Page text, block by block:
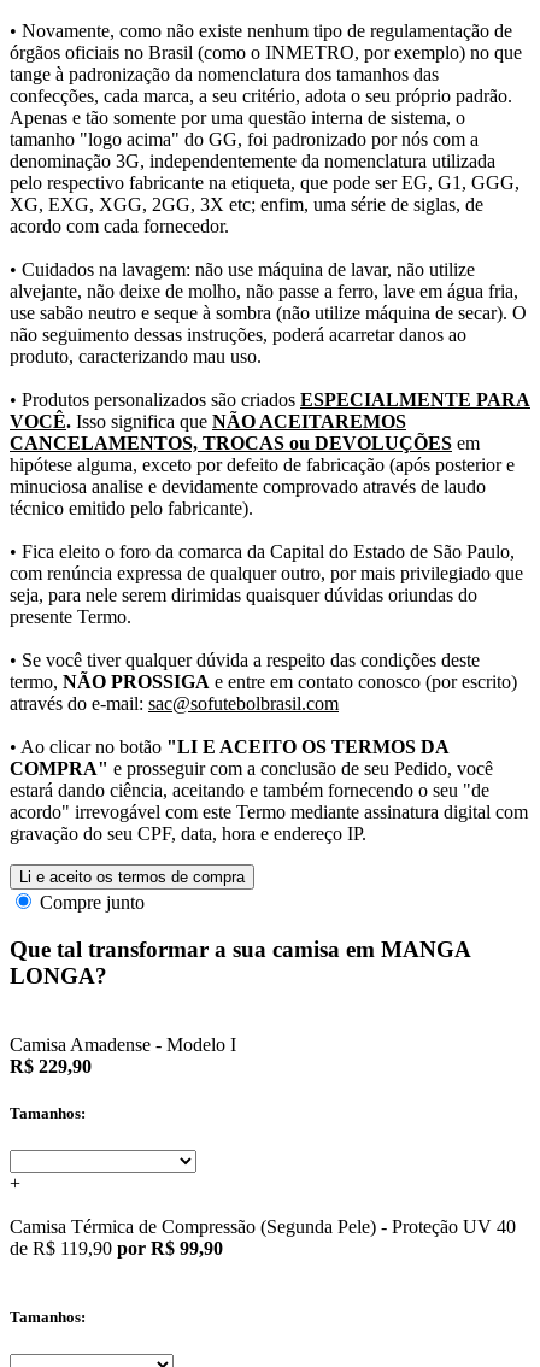
• Novamente, como não existe nenhum tipo de regulamentação de
órgãos oficiais no Brasil (como o INMETRO, por exemplo) no que
tange à padronização da nomenclatura dos tamanhos das
confecções, cada marca, a seu critério, adota o seu próprio padrão.
Apenas e tão somente por uma questão interna de sistema, o
tamanho "logo acima" do GG, foi padronizado por nós com a
denominação 3G, independentemente da nomenclatura utilizada
pelo respectivo fabricante na etiqueta, que pode ser EG, G1, GGG,
XG, EXG, XGG, 2GG, 3X etc; enfim, uma série de siglas, de
acordo com cada fornecedor.
• Cuidados na lavagem: não use máquina de lavar, não utilize
alvejante, não deixe de molho, não passe a ferro, lave em água fria,
use sabão neutro e seque à sombra (não utilize máquina de secar). O
não seguimento dessas instruções, poderá acarretar danos ao
produto, caracterizando mau uso.
• Produtos personalizados são criados ESPECIALMENTE PARA
VOCÊ. Isso significa que NÃO ACEITAREMOS
CANCELAMENTOS, TROCAS ou DEVOLUÇÕES em
hipótese alguma, exceto por defeito de fabricação (após posterior e
minuciosa analise e devidamente comprovado através de laudo
técnico emitido pelo fabricante).
• Fica eleito o foro da comarca da Capital do Estado de São Paulo,
com renúncia expressa de qualquer outro, por mais privilegiado que
seja, para nele serem dirimidas quaisquer dúvidas oriundas do
presente Termo.
• Se você tiver qualquer dúvida a respeito das condições deste
termo, NÃO PROSSIGA e entre em contato conosco (por escrito)
através do e-mail: sac@sofutebolbrasil.com
• Ao clicar no botão "LI E ACEITO OS TERMOS DA
COMPRA" e prosseguir com a conclusão de seu Pedido, você
estará dando ciência, aceitando e também fornecendo o seu "de
acordo" irrevogável com este Termo mediante assinatura digital com
gravação do seu CPF, data, hora e endereço IP.
Li e aceito os termos de compra
Compre junto
Que tal transformar a sua camisa em MANGA
LONGA?
Camisa Amadense - Modelo I
R$ 229,90
Tamanhos:
+
Camisa Térmica de Compressão (Segunda Pele) - Proteção UV 40
de R$ 119,90 por R$ 99,90
Tamanhos: